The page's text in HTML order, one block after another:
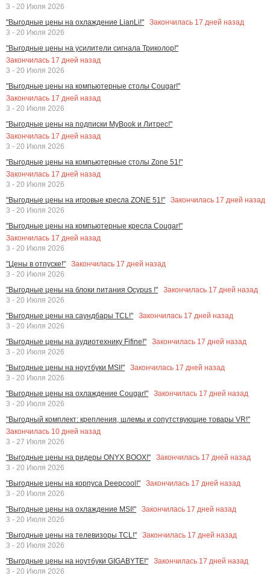
3 - 20 Июля 2026
"Выгодные цены на охлаждение LianLi!"
Закончилась 17 дней назад
3 - 20 Июля 2026
"Выгодные цены на усилители сигнала Триколор!"
Закончилась 17 дней назад
3 - 20 Июля 2026
"Выгодные цены на компьютерные столы Cougar!"
Закончилась 17 дней назад
3 - 20 Июля 2026
"Выгодные цены на подписки MyBook и Литрес!"
Закончилась 17 дней назад
3 - 20 Июля 2026
"Выгодные цены на компьютерные столы Zone 51!"
Закончилась 17 дней назад
3 - 20 Июля 2026
"Выгодные цены на игровые кресла ZONE 51!"
Закончилась 17 дней назад
3 - 20 Июля 2026
"Выгодные цены на компьютерные кресла Cougar!"
Закончилась 17 дней назад
3 - 20 Июля 2026
"Цены в отпуске!"
Закончилась 17 дней назад
3 - 20 Июля 2026
"Выгодные цены на блоки питания Ocypus !"
Закончилась 17 дней назад
3 - 20 Июля 2026
"Выгодные цены на саундбары TCL!"
Закончилась 17 дней назад
3 - 20 Июля 2026
"Выгодные цены на аудиотехнику Fifine!"
Закончилась 17 дней назад
3 - 20 Июля 2026
"Выгодные цены на ноутбуки MSI!"
Закончилась 17 дней назад
3 - 20 Июля 2026
"Выгодные цены на охлаждение Cougar!"
Закончилась 17 дней назад
3 - 20 Июля 2026
"Выгодный комплект: крепления, шлемы и сопутствующие товары VR!"
Закончилась 10 дней назад
3 - 27 Июля 2026
"Выгодные цены на ридеры ONYX BOOX!"
Закончилась 17 дней назад
3 - 20 Июля 2026
"Выгодные цены на корпуса Deepcool!"
Закончилась 17 дней назад
3 - 20 Июля 2026
"Выгодные цены на охлаждение MSI!"
Закончилась 17 дней назад
3 - 20 Июля 2026
"Выгодные цены на телевизоры TCL!"
Закончилась 17 дней назад
3 - 20 Июля 2026
"Выгодные цены на ноутбуки GIGABYTE!"
Закончилась 17 дней назад
3 - 20 Июля 2026